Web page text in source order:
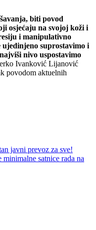
biti povod
osjećaju na svojoj koži i
i manipulativno
ujedinjeno suprostavimo i
nivo uspostavimo
Ivanković Lijanović
povodom aktuelnih
javni prevoz za sve!
satnice rada na